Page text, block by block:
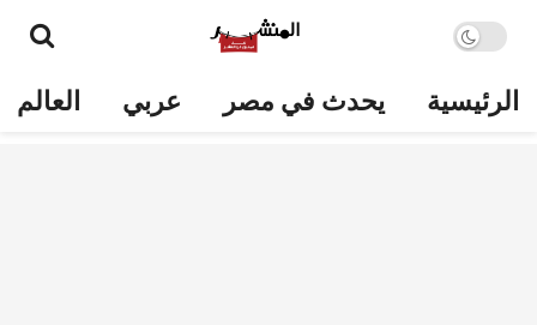
الرئيسية يحدث في مصر عربي العالم